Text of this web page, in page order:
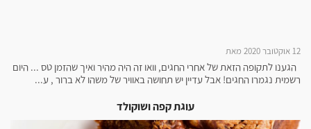
12 אוקטובר 2020 מאת
הגענו לתקופה הזאת של אחרי החגים, וואו זה היה מהיר ואיך שהזמן טס ... היום
רשמית נגמרו החגים! אבל עדיין יש תחושה באוויר של משהו לא ברור , ע...
עוגת קפה ושוקולד